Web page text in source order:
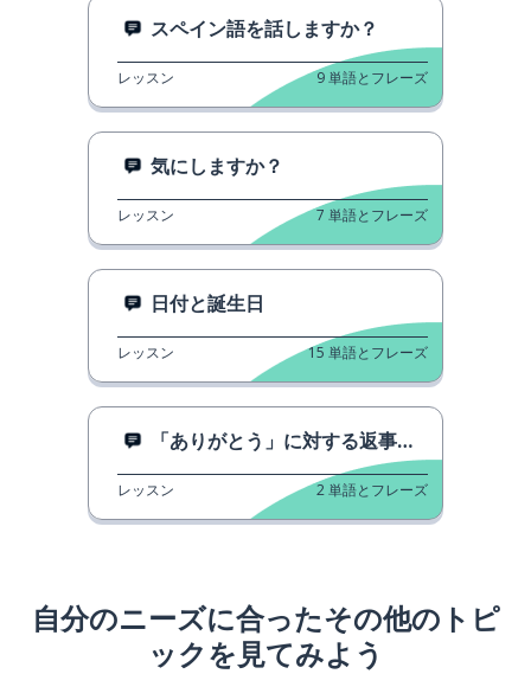
スペイン語を話しますか？
レッスン 9単語とフレーズ
気にしますか？
レッスン 7 単語とフレーズ
日付と誕生日
レッスン 15 単語とフレーズ
「ありがとう」に対する返事の仕方
レッスン 2単語とフレーズ
自分のニーズに合ったその他のトピ
ックを見てみよう